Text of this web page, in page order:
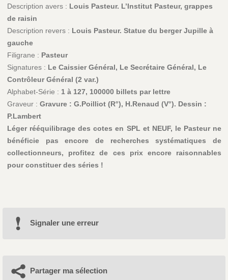
Description avers : Louis Pasteur. L’Institut Pasteur, grappes
de raisin
Description revers : Louis Pasteur. Statue du berger Jupille à
gauche
Filigrane : Pasteur
Signatures : Le Caissier Général, Le Secrétaire Général, Le
Contrôleur Général (2 var.)
Alphabet-Série : 1 à 127, 100000 billets par lettre
Graveur : Gravure : G.Poilliot (R°), H.Renaud (V°). Dessin :
P.Lambert
Léger rééquilibrage des cotes en SPL et NEUF, le Pasteur ne
bénéficie pas encore de recherches systématiques de
collectionneurs, profitez de ces prix encore raisonnables
pour constituer des séries !
Signaler une erreur
Partager ma sélection